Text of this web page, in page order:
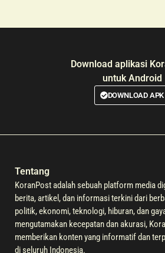
Download aplikasi
untuk Android
DOWNLOAD APK
Tentang
KoranPost adalah sebuah platform media
berita, artikel, dan informasi terkini dari
politik, ekonomi, teknologi, hiburan, dan
mengutamakan kecepatan dan akurasi,
memberikan konten yang informatif dan
di seluruh Indonesia.